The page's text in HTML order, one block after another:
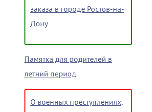
заказа в городе Ростов-на-
Дону
Памятка для родителей в
летний период
О военных преступлениях,